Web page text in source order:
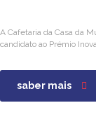
A Cafetaria da Casa da
candidato ao Prémio
saber mais